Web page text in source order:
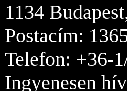
1134
Postacím:
Telefon: +36-
Ingyenesen